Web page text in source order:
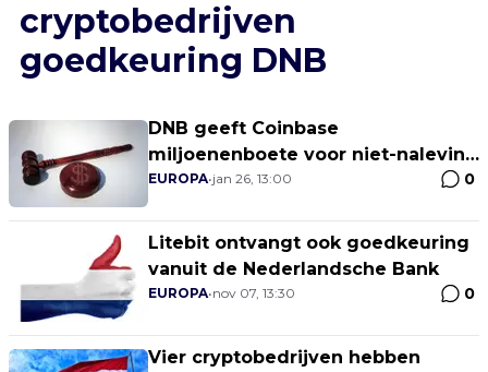
cryptobedrijven
goedkeuring DNB
DNB geeft Coinbase
miljoenenboete voor niet-naleving
van registratiewetten
EUROPA•jan 26, 13:00 0
Litebit ontvangt ook goedkeuring
vanuit de Nederlandsche Bank
EUROPA•nov 07, 13:30 0
Vier cryptobedrijven hebben